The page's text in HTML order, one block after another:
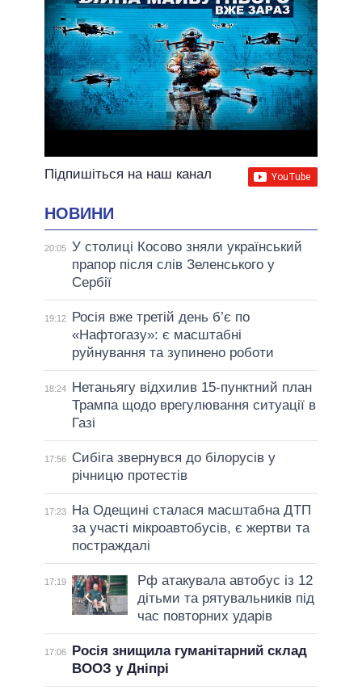
Підпишіться на наш канал
НОВИНИ
20:05 У столиці Косово зняли український
прапор після слів Зеленського у
Сербії
19:12
Росія вже третій день б’є по
«Нафтогазу»: є масштабні
руйнування та зупинено роботи
18:24
Нетаньягу відхилив 15-пунктний план
Трампа щодо врегулювання ситуації в
Газі
17:56
Сибіга звернувся до білорусів у
річницю протестів
17:23
На Одещині сталася масштабна ДТП
за участі мікроавтобусів, є жертви та
постраждалі
17:19
Рф атакувала автобус із 12
дітьми та рятувальників під
час повторних ударів
17:06
Росія знищила гуманітарний склад
ВООЗ у Дніпрі